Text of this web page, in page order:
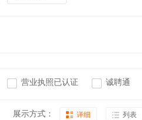
营业执照已认证 诚聘通
展示方式： 详细 列表